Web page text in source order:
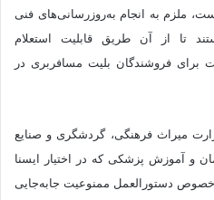
ملزم به انجام به‌روزرسانی‌های فنی
تا از آن طریق قابلیت استعلام
برای فروشندگان بلیت مسافربری در
میراث فرهنگی، گردشگری و صنایع
و آموزش پزشکی که در اختیار ایسنا
دستورالعمل ممنوعیت جابه‌جایی